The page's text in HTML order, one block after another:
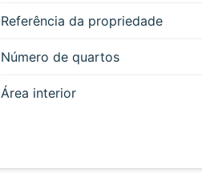
Referência da propriedade
Número de quartos
Área interior